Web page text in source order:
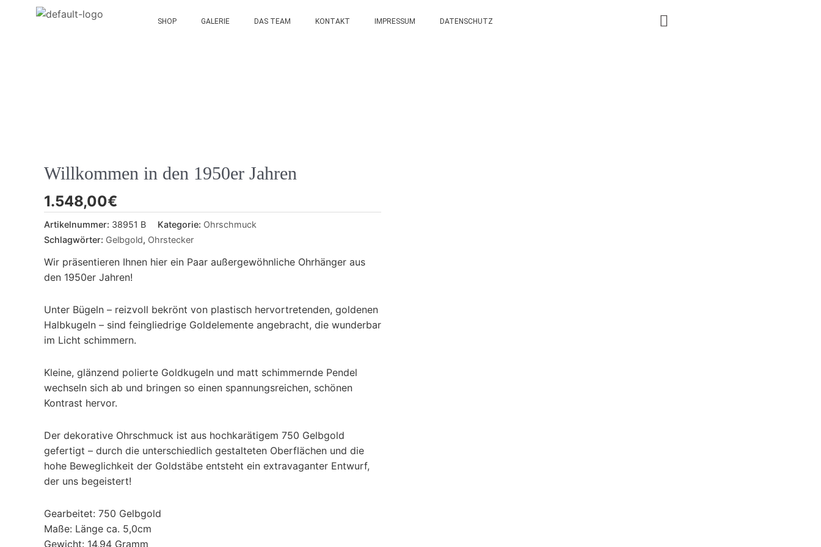
SHOP GALERIE DAS TEAM KONTAKT IMPRESSUM DATENSCHUTZ
Willkommen in den 1950er Jahren
1.548,00€
Artikelnummer: 38951 B Kategorie: Ohrschmuck
Schlagwörter: Gelbgold, Ohrstecker
Wir präsentieren Ihnen hier ein Paar außergewöhnliche Ohrhänger aus
den 1950er Jahren!
Unter Bügeln – reizvoll bekrönt von plastisch hervortretenden, goldenen
Halbkugeln – sind feingliedrige Goldelemente angebracht, die wunderbar
im Licht schimmern.
Kleine, glänzend polierte Goldkugeln und matt schimmernde Pendel
wechseln sich ab und bringen so einen spannungsreichen, schönen
Kontrast hervor.
Der dekorative Ohrschmuck ist aus hochkarätigem 750 Gelbgold
gefertigt – durch die unterschiedlich gestalteten Oberflächen und die
hohe Beweglichkeit der Goldstäbe entsteht ein extravaganter Entwurf,
der uns begeistert!
Gearbeitet: 750 Gelbgold
Maße: Länge ca. 5,0cm
Gewicht: 14,94 Gramm